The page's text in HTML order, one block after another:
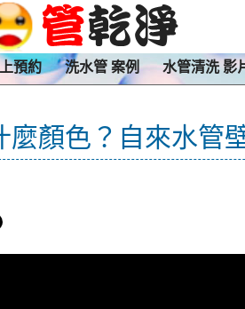
預約 洗水管 案例 水管清洗 影
麼顏色？自來水管